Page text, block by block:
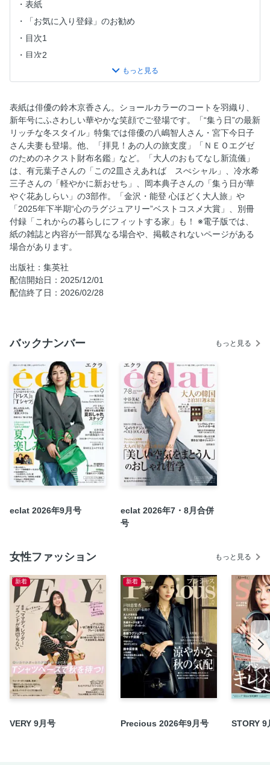
表紙
「お気に入り登録」のお勧め
目次1
目次2
eclat ADDICT「今月のいいもの図鑑」
eclat TOP Leaders 人を育てる、社会を育てる
eclat WATCH「腕時計が紡ぐ物語」
鈴木京香「ウインターホワイト」に包まれて
「集う日」の最新リッチな冬スタイル
「集う日」の最新リッチな冬スタイル PART．1 “黒以外”
で極める、集う日の洗練コーディネート
「集う日」の最新リッチな冬スタイル PART．2 女友達と
集う日は、とっておきの「美貌ブラウス」で
「集う日」の最新リッチな冬スタイル PART．3 夫婦デー
「集う日」の最新リッチな冬スタイル PART．4 観劇のた
めの「品格バッグ」
の“ほど華”メイクアップ
冬の主役に、エルメスのスカーフ
拝見！ あの人の「旅支度」
NEOエグゼのための、ネクスト財布名鑑
板谷由夏 私をつくるジュエリー
eclat 華組 “心のラグジュアリー” が育つ時間
エクラプレミアム通販
「金沢・能登」心ほどく大人旅
アラフィーに効く“心のラグジュアリー”ベストコスメ大賞
大人のおもてなし、新流儀1 有元葉子 楽しく、気軽に 集
せち”
大人のおもてなし、新流儀3 花生師・岡本典子さんに教わ
る 集う日が華やぐ、花あしらい
浜作「日本一豊かな世界へようこそ」
歴史エンタメ、進化中！
だんだん身軽になっていきたい
背骨を伸ばすと、すべてがうまくいく！
Shop List
READING『オトナの文藝部』
CINEMA／STAGE／MUSEUM／BOOK／HOTEL／
表紙は俳優の鈴木京香さん。ショールカラーのコートを羽織り、
新年号にふさわしい華やかな笑顔でご登場です。「“集う日”の最新
リッチな冬スタイル」特集では俳優の八嶋智人さん・宮下今日子
さん夫妻も登場。他、「拝見！あの人の旅支度」「ＮＥＯエグゼ
のためのネクスト財布名鑑」など。「大人のおもてなし新流儀」
は、有元葉子さんの「この2皿さえあれば スぺシャル」、冷水希
三子さんの「軽やかに新おせち」、岡本典子さんの「集う日が華
やぐ花あしらい」の3部作。「金沢・能登 心ほどく大人旅」や
「2025年下半期“心のラグジュアリー”ベストコスメ大賞」、別冊
付録「これからの暮らしにフィットする家」も！ ※電子版では、
紙の雑誌と内容が一部異なる場合や、掲載されないページがある
場合があります。
出版社：集英社
配信開始日：2025/12/01
配信終了日：2026/02/28
バックナンバー もっと見る
eclat 2026年9月号
eclat 2026年7・8月合併
号
女性ファッション もっと見る
新着
VERY 9月号
新着
Precious 2026年9月号 STORY 9